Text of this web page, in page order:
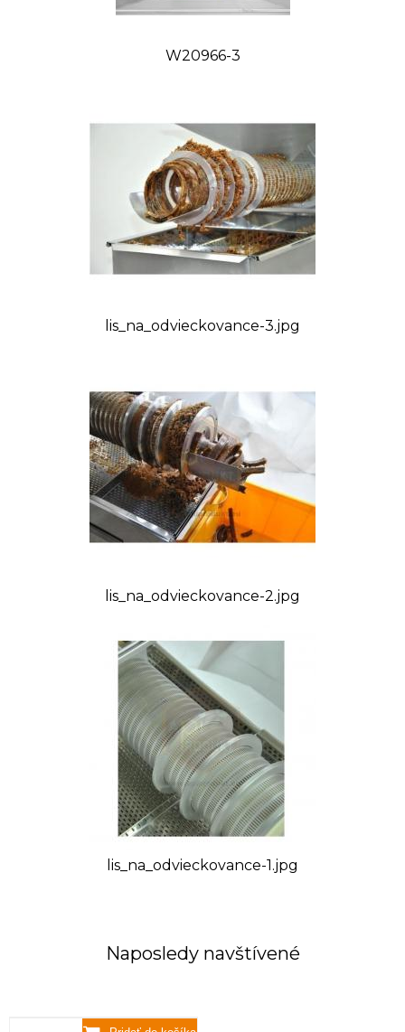
W20966-3
lis_na_odvieckovance-3.jpg
lis_na_odvieckovance-2.jpg
lis_na_odvieckovance-1.jpg
Naposledy navštívené